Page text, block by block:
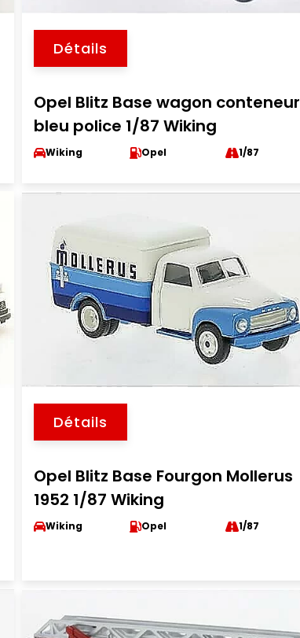
Détails
Opel Blitz Base wagon conteneur
bleu police 1/87 Wiking
Wiking Opel 1/87
Détails
Opel Blitz Base Fourgon Mollerus
1952 1/87 Wiking
Wiking Opel 1/87